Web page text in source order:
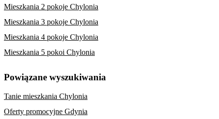
Mieszkania 2 pokoje Chylonia
Mieszkania 3 pokoje Chylonia
Mieszkania 4 pokoje Chylonia
Mieszkania 5 pokoi Chylonia
Powiązane wyszukiwania
Tanie mieszkania Chylonia
Oferty promocyjne Gdynia